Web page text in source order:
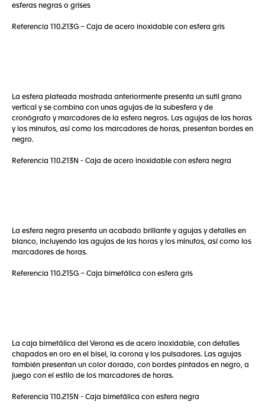
esferas negras o grises
Referencia 110.213G – Caja de acero inoxidable con esfera gris
La esfera plateada mostrada anteriormente presenta un sutil grano
vertical y se combina con unas agujas de la subesfera y de
cronógrafo y marcadores de la esfera negros. Las agujas de las horas
y los minutos, así como los marcadores de horas, presentan bordes en
negro.
Referencia 110.213N - Caja de acero inoxidable con esfera negra
La esfera negra presenta un acabado brillante y agujas y detalles en
blanco, incluyendo las agujas de las horas y los minutos, así como los
marcadores de horas.
Referencia 110.215G – Caja bimetálica con esfera gris
La caja bimetálica del Verona es de acero inoxidable, con detalles
chapados en oro en el bisel, la corona y los pulsadores. Las agujas
también presentan un color dorado, con bordes pintados en negro, a
juego con el estilo de los marcadores de horas.
Referencia 110.215N - Caja bimetálica con esfera negra